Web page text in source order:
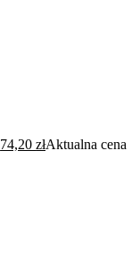
74,20złAktualna cena